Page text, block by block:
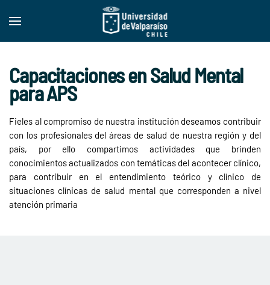
Skip to main content
Capacitaciones en Salud Mental
para APS
Fieles al compromiso de nuestra institución deseamos contribuir
con los profesionales del áreas de salud de nuestra región y del
país, por ello compartimos actividades que brinden
conocimientos actualizados con temáticas del acontecer clínico,
para contribuir en el entendimiento teórico y clínico de
situaciones clínicas de salud mental que corresponden a nivel
atención primaria